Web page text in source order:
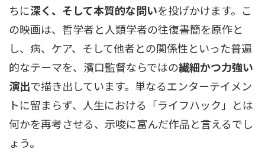
ちに深く、そして本質的な問いを投げかけます。こ
の映画は、哲学者と人類学者の往復書簡を原作と
し、病、ケア、そして他者との関係性といった普遍
的なテーマを、濱口監督ならではの繊細かつ力強い
演出で描き出しています。単なるエンターテイメン
トに留まらず、人生における「ライフハック」とは
何かを再考させる、示唆に富んだ作品と言えるでし
ょう。